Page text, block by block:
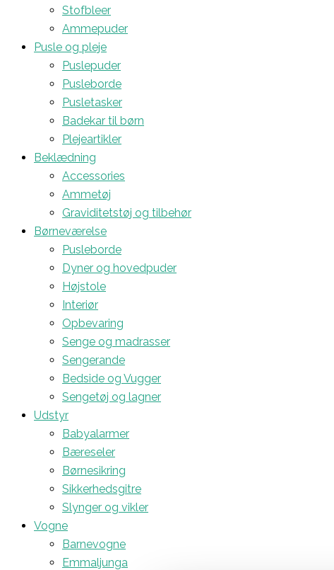
Stofbleer
Ammepuder
Pusle og pleje
Puslepuder
Pusleborde
Pusletasker
Badekar til børn
Plejeartikler
Beklædning
Accessories
Ammetøj
Graviditetstøj og tilbehør
Børneværelse
Pusleborde
Dyner og hovedpuder
Højstole
Interiør
Opbevaring
Senge og madrasser
Sengerande
Bedside og Vugger
Sengetøj og lagner
Udstyr
Babyalarmer
Bæreseler
Børnesikring
Sikkerhedsgitre
Slynger og vikler
Vogne
Barnevogne
Emmaljunga